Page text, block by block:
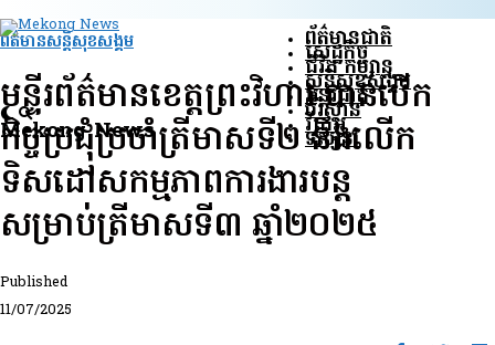
Mekong News
ព័ត៌មានជាតិ
សេដ្ឋកិច្ច
ជីវិត កម្សាន្ត
សន្តិសុខ​សង្គម
អន្តរជាតិ
បរិស្ថាន
វីដេអូ
ទស្សនៈ
ព័ត៌មានសន្តិសុខ​សង្គម
មន្ទីរព័ត៌មាន​ខេត្តព្រះវិហារ​ បានបើក
កិច្ចប្រជុំប្រចាំត្រីមាសទី២ និងលើក
ទិសដៅសកម្មភាពការងារបន្ត
សម្រាប់ត្រីមាសទី៣ ឆ្នាំ២០២៥ ​
Published
11/07/2025